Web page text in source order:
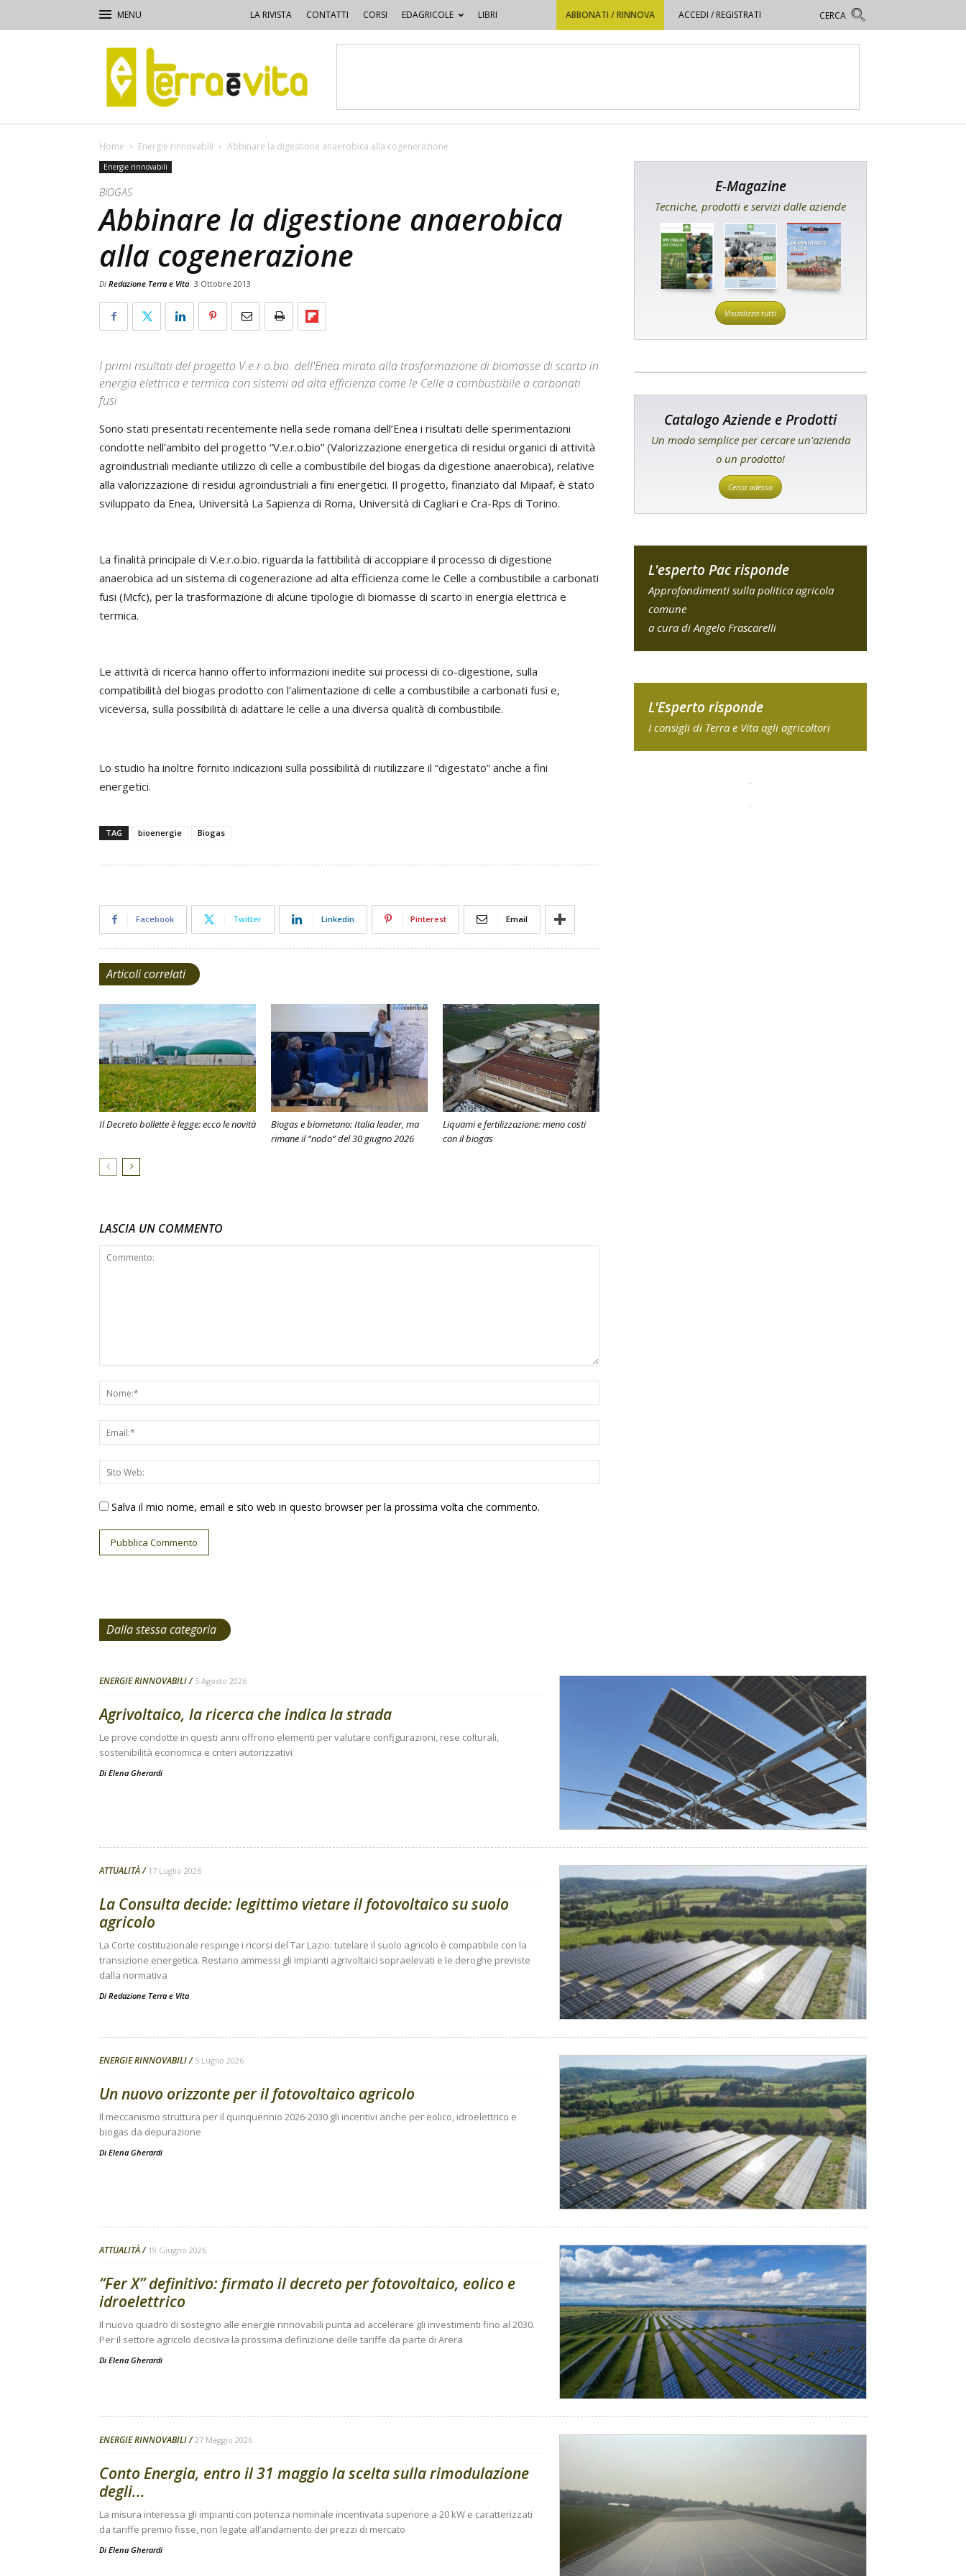
LA RIVISTA CONTATTI CORSI EDAGRICOLE LIBRI ABBONATI / RINNOVA ACCEDI / REGISTRATI
Terra
e
Vita
Home Energie rinnovabili Abbinare la digestione anaerobica alla cogenerazione
Energie rinnovabili
BIOGAS
Abbinare la digestione anaerobica
alla cogenerazione
Di Redazione Terra e Vita 3 Ottobre 2013
I primi risultati del progetto V.e.r.o.bio. dell'Enea mirato alla trasformazione di biomasse di scarto in
energia elettrica e termica con sistemi ad alta efficienza come le Celle a combustibile a carbonati
fusi
Sono stati presentati recentemente nella sede romana dell’Enea i risultati delle sperimentazioni
condotte nell’ambito del progetto “V.e.r.o.bio” (Valorizzazione energetica di residui organici di attività
agroindustriali mediante utilizzo di celle a combustibile del biogas da digestione anaerobica), relative
alla valorizzazione di residui agroindustriali a fini energetici. Il progetto, finanziato dal Mipaaf, è stato
sviluppato da Enea, Università La Sapienza di Roma, Università di Cagliari e Cra-Rps di Torino.
La finalità principale di V.e.r.o.bio. riguarda la fattibilità di accoppiare il processo di digestione
anaerobica ad un sistema di cogenerazione ad alta efficienza come le Celle a combustibile a carbonati
fusi (Mcfc), per la trasformazione di alcune tipologie di biomasse di scarto in energia elettrica e
termica.
Le attività di ricerca hanno offerto informazioni inedite sui processi di co-digestione, sulla
compatibilità del biogas prodotto con l’alimentazione di celle a combustibile a carbonati fusi e,
viceversa, sulla possibilità di adattare le celle a una diversa qualità di combustibile.
Lo studio ha inoltre fornito indicazioni sulla possibilità di riutilizzare il “digestato” anche a fini
energetici.
TAG bioenergie Biogas
Facebook Twitter Linkedin Pinterest Email
Articoli correlati
Il Decreto bollette è legge: ecco le novità
Biogas e biometano: Italia leader, ma
rimane il “nodo” del 30 giugno 2026
Liquami e fertilizzazione: meno costi
con il biogas
LASCIA UN COMMENTO
Salva il mio nome, email e sito web in questo browser per la prossima volta che commento.
E-Magazine
Tecniche, prodotti e servizi dalle aziende
Visualizza tutti
Catalogo Aziende e Prodotti
Un modo semplice per cercare un'azienda
o un prodotto!
Cerca adesso
L'esperto Pac risponde
Approfondimenti sulla politica agricola
comune
a cura di Angelo Frascarelli
L'Esperto risponde
I consigli di Terra e Vita agli agricoltori
Dalla stessa categoria
ENERGIE RINNOVABILI 5 Agosto 2026
Agrivoltaico, la ricerca che indica la strada
Le prove condotte in questi anni offrono elementi per valutare configurazioni, rese colturali,
sostenibilità economica e criteri autorizzativi
Di Elena Gherardi
ATTUALITÀ 17 Luglio 2026
La Consulta decide: legittimo vietare il fotovoltaico su suolo
agricolo
La Corte costituzionale respinge i ricorsi del Tar Lazio: tutelare il suolo agricolo è compatibile con la
transizione energetica. Restano ammessi gli impianti agrivoltaici sopraelevati e le deroghe previste
dalla normativa
Di Redazione Terra e Vita
ENERGIE RINNOVABILI 5 Luglio 2026
Un nuovo orizzonte per il fotovoltaico agricolo
Il meccanismo struttura per il quinquennio 2026-2030 gli incentivi anche per eolico, idroelettrico e
biogas da depurazione
Di Elena Gherardi
ATTUALITÀ 19 Giugno 2026
“Fer X” definitivo: firmato il decreto per fotovoltaico, eolico e
idroelettrico
Il nuovo quadro di sostegno alle energie rinnovabili punta ad accelerare gli investimenti fino al 2030.
Per il settore agricolo decisiva la prossima definizione delle tariffe da parte di Arera
Di Elena Gherardi
ENERGIE RINNOVABILI 27 Maggio 2026
Conto Energia, entro il 31 maggio la scelta sulla rimodulazione
degli...
La misura interessa gli impianti con potenza nominale incentivata superiore a 20 kW e caratterizzati
da tariffe premio fisse, non legate all’andamento dei prezzi di mercato
Di Elena Gherardi